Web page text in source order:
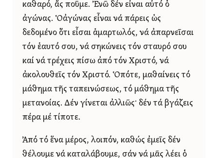
καθαρό, ἄς ποῦμε. Ἐνῶ δέν εἶναι αὐτό ὁ
ἀγώνας. Ὁἀγώνας εἶναι νά πάρεις ὡς
δεδομένο ὅτι εἶσαι ἁμαρτωλός, νά ἀπαρνεῖσαι
τόν ἑαυτό σου, νά σηκώνεις τόν σταυρό σου
καί νά τρέχεις πίσω ἀπό τόν Χριστό, νά
ἀκολουθεῖς τόν Χριστό. Ὁπότε, μαθαίνεις τό
μάθημα τῆς ταπεινώσεως, τό μάθημα τῆς
μετανοίας. Δέν γίνεται ἀλλιῶς· δέν τά βγάζεις
πέρα μέ τίποτε.
Ἀπό τό ἕνα μέρος, λοιπόν, καθώς ἐμεῖς δέν
θέλουμε νά καταλάβουμε, σάν νά μᾶς λέει ὁ